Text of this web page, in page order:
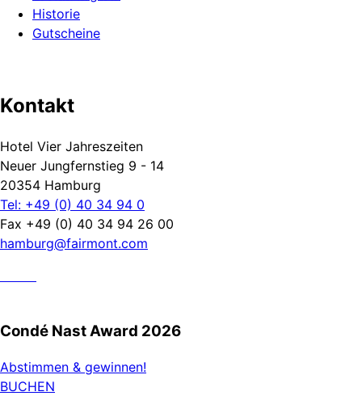
Historie
Gutscheine
Kontakt
Hotel Vier Jahreszeiten
Neuer Jungfernstieg 9 - 14
20354 Hamburg
Tel: +49 (0) 40 34 94 0
Fax +49 (0) 40 34 94 26 00
hamburg@fairmont.com
Condé Nast Award 2026
Abstimmen & gewinnen!
BUCHEN